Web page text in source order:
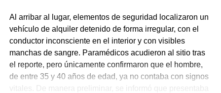
Al arribar al lugar, elementos de seguridad localizaron un
vehículo de alquiler detenido de forma irregular, con el
conductor inconsciente en el interior y con visibles
manchas de sangre. Paramédicos acudieron al sitio tras
el reporte, pero únicamente confirmaron que el hombre,
de entre 35 y 40 años de edad, ya no contaba con signos
vitales. De manera preliminar, se informó que presentaba